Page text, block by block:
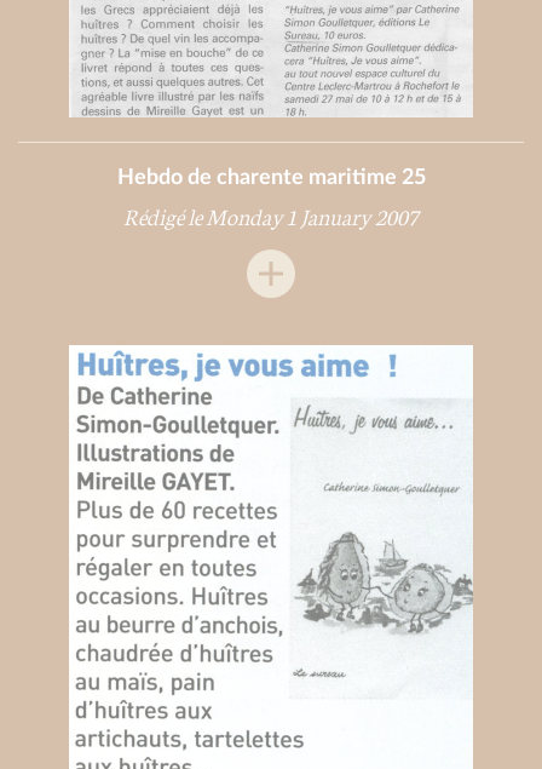
Hebdo de charente maritime 25
Rédigé le Monday 1 January 2007